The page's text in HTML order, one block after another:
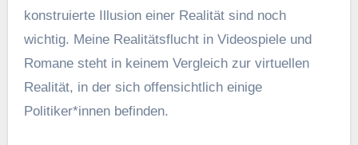
konstruierte Illusion einer Realität sind noch
wichtig. Meine Realitätsflucht in Videospiele und
Romane steht in keinem Vergleich zur virtuellen
Realität, in der sich offensichtlich einige
Politiker*innen befinden.